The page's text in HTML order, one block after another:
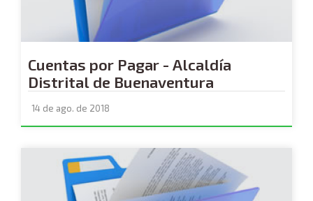
Cuentas por Pagar - Alcaldía
Distrital de Buenaventura
14 de ago. de 2018